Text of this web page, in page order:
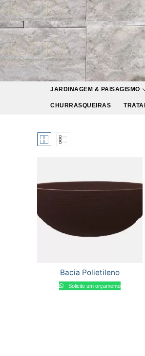
Pular
para
o
conteúdo
JARDINAGEM & PAISAGISMO
CHURRASQUEIRAS
Bacia Polietileno
Solicite um orçamento